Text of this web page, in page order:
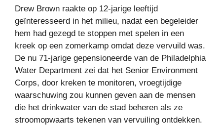
Drew Brown raakte op 12-jarige leeftijd
geïnteresseerd in het milieu, nadat een begeleider
hem had gezegd te stoppen met spelen in een
kreek op een zomerkamp omdat deze vervuild was.
De nu 71-jarige gepensioneerde van de Philadelphia
Water Department zei dat het Senior Environment
Corps, door kreken te monitoren, vroegtijdige
waarschuwing zou kunnen geven aan de mensen
die het drinkwater van de stad beheren als ze
stroomopwaarts tekenen van vervuiling ontdekken.